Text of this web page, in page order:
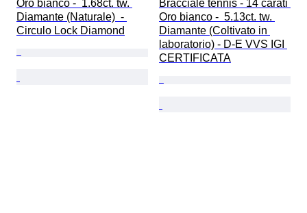
Oro bianco -  1.68ct. tw.
Diamante (Naturale)  -
Circulo Lock Diamond
Bracciale tennis - 14 carati
Oro bianco -  5.13ct. tw.
Diamante (Coltivato in
laboratorio) - D-E VVS IGI
CERTIFICATA